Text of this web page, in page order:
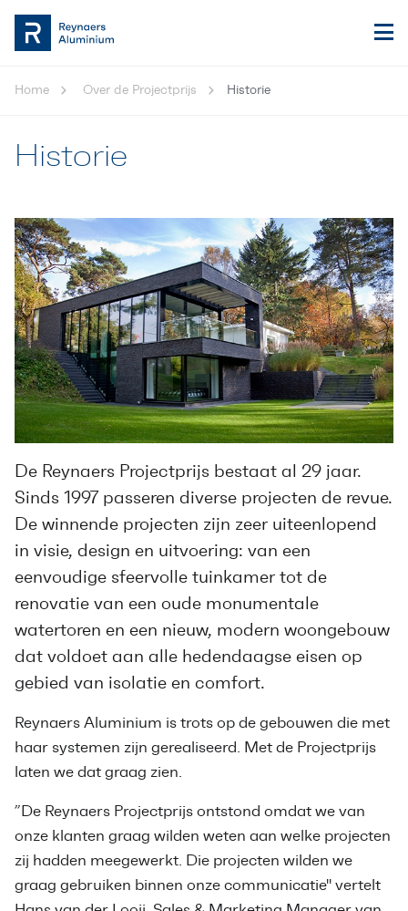
Home Over de Projectprijs Historie
Historie
De Reynaers Projectprijs bestaat al 29 jaar.
Sinds 1997 passeren diverse projecten de revue.
De winnende projecten zijn zeer uiteenlopend
in visie, design en uitvoering: van een
eenvoudige sfeervolle tuinkamer tot de
renovatie van een oude monumentale
watertoren en een nieuw, modern woongebouw
dat voldoet aan alle hedendaagse eisen op
gebied van isolatie en comfort.
Reynaers Aluminium is trots op de gebouwen die met
haar systemen zijn gerealiseerd. Met de Projectprijs
laten we dat graag zien.
”De Reynaers Projectprijs ontstond omdat we van
onze klanten graag wilden weten aan welke projecten
zij hadden meegewerkt. Die projecten wilden we
graag gebruiken binnen onze communicatie'' vertelt